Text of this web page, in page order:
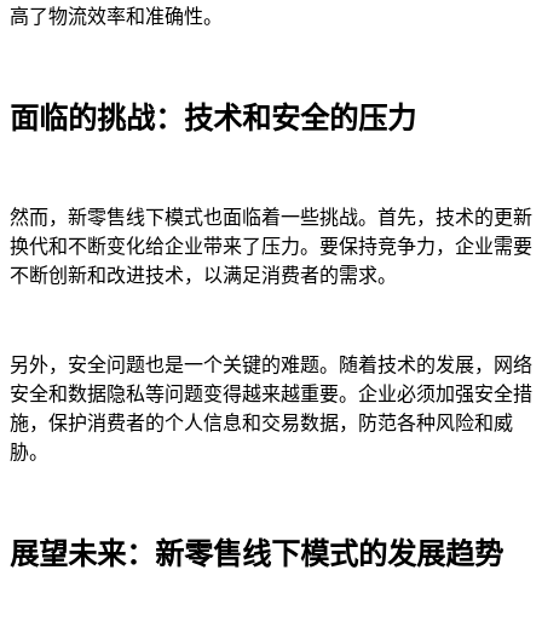
高了物流效率和准确性。
面临的挑战：技术和安全的压力
然而，新零售线下模式也面临着一些挑战。首先，技术的更新
换代和不断变化给企业带来了压力。要保持竞争力，企业需要
不断创新和改进技术，以满足消费者的需求。
另外，安全问题也是一个关键的难题。随着技术的发展，网络
安全和数据隐私等问题变得越来越重要。企业必须加强安全措
施，保护消费者的个人信息和交易数据，防范各种风险和威
胁。
展望未来：新零售线下模式的发展趋势